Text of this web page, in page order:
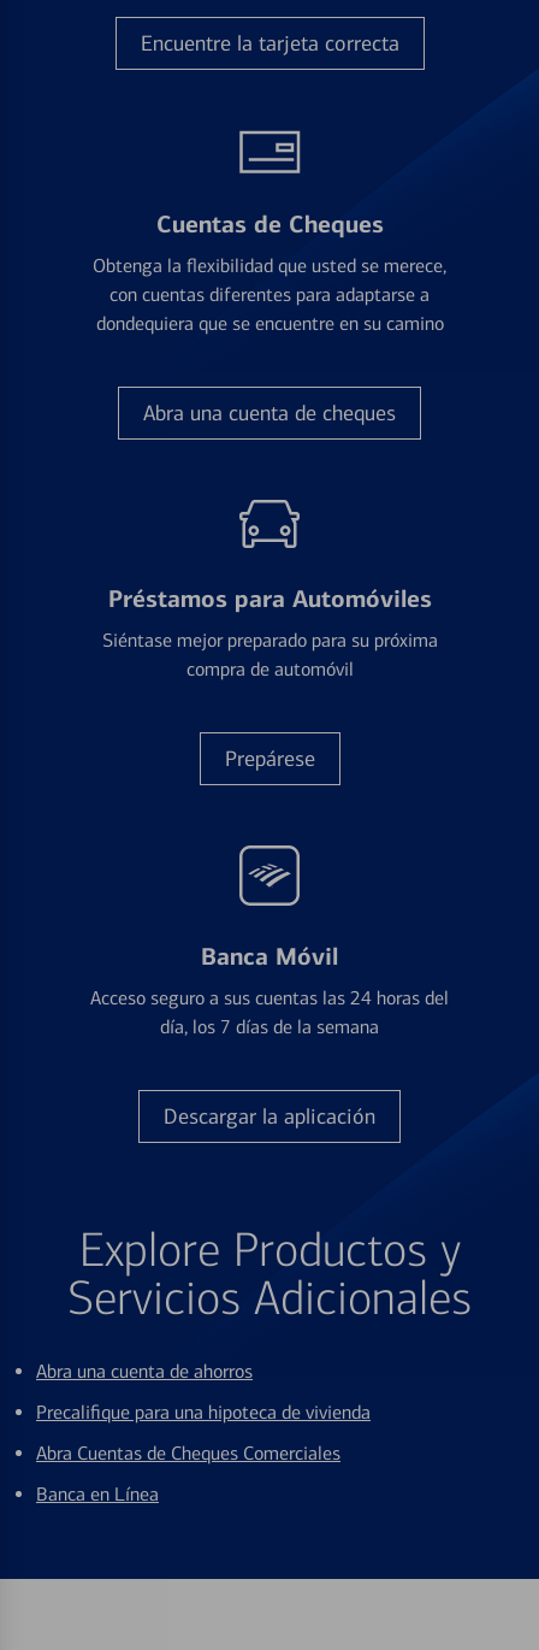
Encuentre la tarjeta correcta
Cuentas de Cheques
Obtenga la flexibilidad que usted se merece,
con cuentas diferentes para adaptarse a
dondequiera que se encuentre en su camino
Abra una cuenta de cheques
Préstamos para Automóviles
Siéntase mejor preparado para su próxima
compra de automóvil
Prepárese
Banca Móvil
Acceso seguro a sus cuentas las 24 horas del
día, los 7 días de la semana
Descargar la aplicación
Explore Productos y
Servicios Adicionales
Abra una cuenta de ahorros
Precalifique para una hipoteca de vivienda
Abra Cuentas de Cheques Comerciales
Banca en Línea